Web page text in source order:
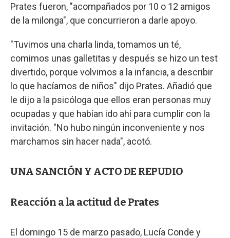
Prates fueron, "acompañados por 10 o 12 amigos
de la milonga", que concurrieron a darle apoyo.
"Tuvimos una charla linda, tomamos un té,
comimos unas galletitas y después se hizo un test
divertido, porque volvimos a la infancia, a describir
lo que hacíamos de niños" dijo Prates. Añadió que
le dijo a la psicóloga que ellos eran personas muy
ocupadas y que habían ido ahí para cumplir con la
invitación. "No hubo ningún inconveniente y nos
marchamos sin hacer nada", acotó.
UNA SANCIÓN Y ACTO DE REPUDIO
Reacción a la actitud de Prates
El domingo 15 de marzo pasado, Lucía Conde y